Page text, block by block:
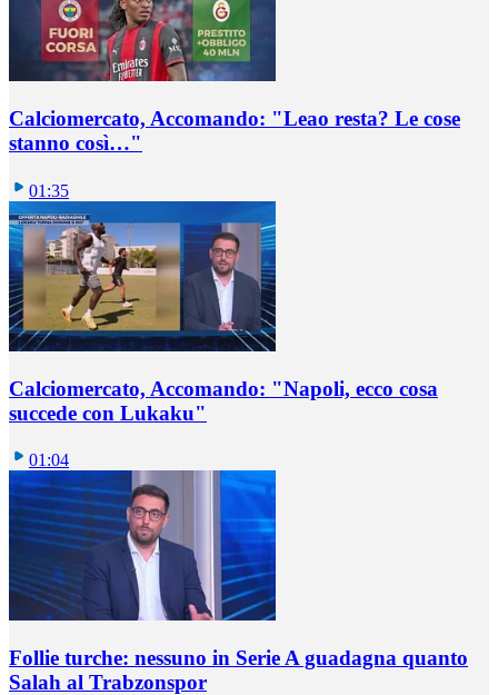
Calciomercato, Accomando: "Leao resta? Le cose
stanno così…"
01:35
Calciomercato, Accomando: "Napoli, ecco cosa
succede con Lukaku"
01:04
Follie turche: nessuno in Serie A guadagna quanto
Salah al Trabzonspor